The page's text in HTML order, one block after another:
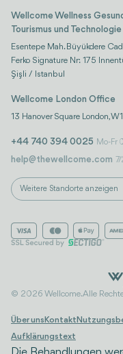
Wellcome Wellness
Tourismus und
Esentepe Mah. Büyükdere
Ferko Signature Nr: 175
Şişli / Istanbul
Wellcome London Office
13 Hanover Square London,
+44 740 394 0025 Mo-Fr
help@thewellcome.com
Weitere Standorte anzeigen
© 2026 Wellcome. Alle
Über uns Kontakt
Aufklärungstext